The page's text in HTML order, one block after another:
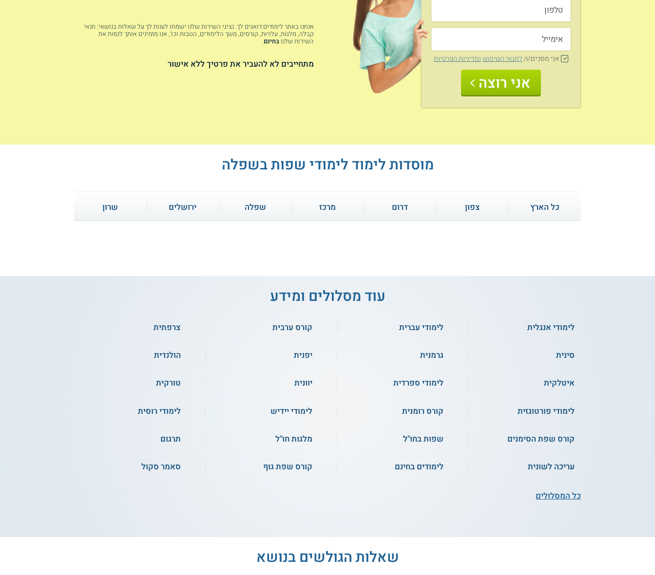
אני מסכים/הלתנאי השימוש ומדיניות הפרטיות
אני רוצה
אנחנו באתר לימודים דואגים לך. נציגי השירות שלנו ישמחו לענות לך על שאלות בנושאי: תנאי
קבלה, מלגות, עלויות, קורסים, משך הלימודים, הטבות וכו', אנו מזמינים אותך לנסות את
השירות שלנובחינם.
מתחייבים לא להעביר את פרטיך ללא אישור
מוסדות לימוד לימודי שפות בשפלה
כל הארץ צפון דרום מרכז שפלה ירושלים שרון
לימודי אנגלית -
אוניברסיטת בר אילן
צרפתית לתואר שני -
אוניברסיטת חיפה
קורס אנגלית מדוברת
מכללת הרצוג - הוראה
מותאמת שפה וחשבון
קורס אונליין
קורס אנגלית לעסקים
קורס אונליין
עוד מסלולים ומידע
לימודי אנגלית לימודי עברית קורס ערבית צרפתית
סינית גרמנית יפנית הולנדית
איטלקית לימודי ספרדית יוונית טורקית
לימודי פורטוגזית קורס רומנית לימודי יידיש לימודי רוסית
קורס שפת הסימנים שפות בחו"ל מלגות חו"ל תרגום
עריכה לשונית לימודים בחינם קורס שפת גוף סאמר סקול
כל המסלולים
שאלות הגולשים בנושא